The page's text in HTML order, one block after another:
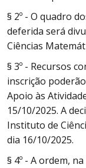
§ 2º - O quadro
deferida será
Ciências
§ 3º - Recursos
inscrição
Apoio às
15/10/2025. A
Instituto de
dia 16/10/2025.
§ 4º - A ordem,